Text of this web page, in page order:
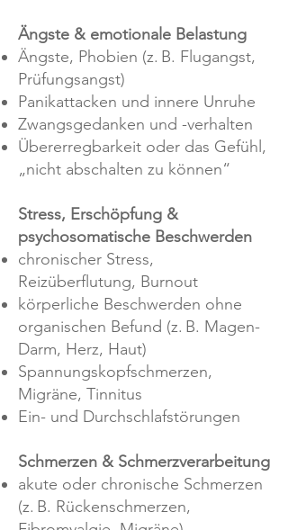
Ängste & emotionale Belastung
Ängste, Phobien (z. B. Flugangst,
Prüfungsangst)
Panikattacken und innere Unruhe
Zwangsgedanken und -verhalten
Übererregbarkeit oder das Gefühl,
„nicht abschalten zu können“
Stress, Erschöpfung &
psychosomatische Beschwerden
chronischer Stress,
Reizüberflutung, Burnout
körperliche Beschwerden ohne
organischen Befund (z. B. Magen-
Darm, Herz, Haut)
Spannungskopfschmerzen,
Migräne, Tinnitus
Ein- und Durchschlafstörungen
Schmerzen & Schmerzverarbeitung
akute oder chronische Schmerzen
(z. B. Rückenschmerzen,